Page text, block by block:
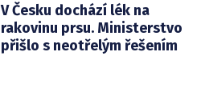
V Česku dochází lék na
rakovinu prsu. Ministerstvo
přišlo s neotřelým řešením